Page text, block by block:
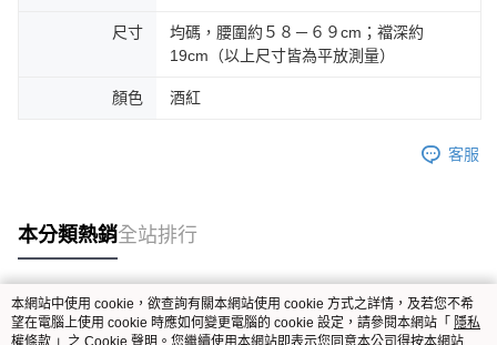
尺寸
均碼，腰圍約５８－６９cm；襠深約
19cm（以上尺寸皆為平放測量）
顏色 酒紅
客服
本分類熱銷全站排行
熱門標籤
本網站中使用 cookie，欲查詢有關本網站使用 cookie 方式之詳情，及若您不希
望在電腦上使用 cookie 時應如何變更電腦的 cookie 設定，請參閱本網站「 隱私
權條款 」之 Cookie 聲明。您繼續使用本網站即表示您同意本公司得按本網站使